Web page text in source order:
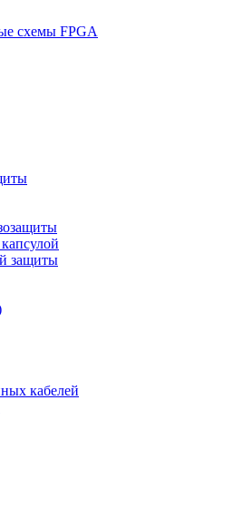
схемы FPGA
защиты
кабелей